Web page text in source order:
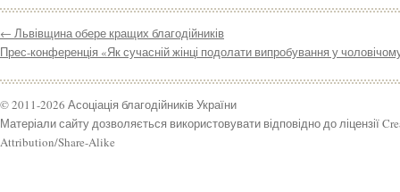
← Львівщина обере кращих благодійників
Прес-конференція «Як сучасній жінці подолати випробування у
© 2011-2026 Асоціація благодійників України
Матеріали сайту дозволяється використовувати відповідно до ліцензії
Attribution/Share-Alike